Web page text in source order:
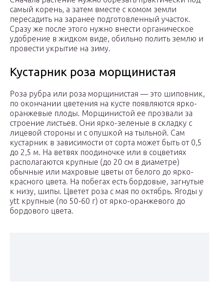
самый корень, а затем вместе с комом земли
пересадить на заранее подготовленный участок.
Сразу же после этого нужно внести органическое
удобрение в жидком виде, обильно полить землю и
провести укрытие на зиму.
Кустарник роза морщинистая
Роза рубра или роза морщинистая — это шиповник,
по окончании цветения на кусте появляются ярко-
оранжевые плоды. Морщинистой ее прозвали за
строение листьев. Они ярко-зеленые в складку с
лицевой стороны и с опушкой на тыльной. Сам
кустарник в зависимости от сорта может быть от 0,5
до 2,5 м. На ветвях поодиночке или в соцветиях
располагаются крупные (до 20 см в диаметре)
обычные или махровые цветы от белого до ярко-
красного цвета. На побегах есть бордовые, загнутые
к низу, шипы. Цветет роза с мая по октябрь. Ягоды у
ytt крупные (по 50-60 г) от ярко-оранжевого до
бордового цвета.